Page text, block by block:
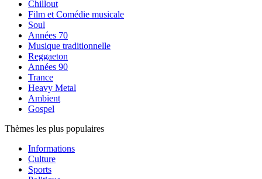
Chillout
Film et Comédie musicale
Soul
Années 70
Musique traditionnelle
Reggaeton
Années 90
Trance
Heavy Metal
Ambient
Gospel
Thèmes les plus populaires
Informations
Culture
Sports